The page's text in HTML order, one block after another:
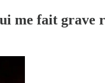
me fait grave